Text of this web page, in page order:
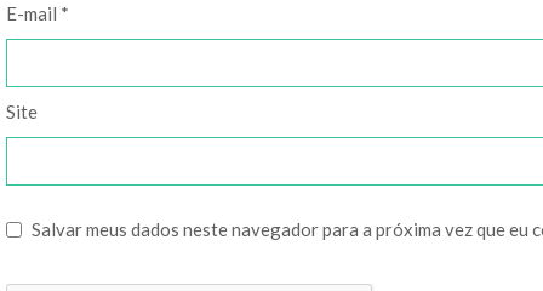
E-mail *
Site
Salvar meus dados neste navegador para a próxima vez que eu